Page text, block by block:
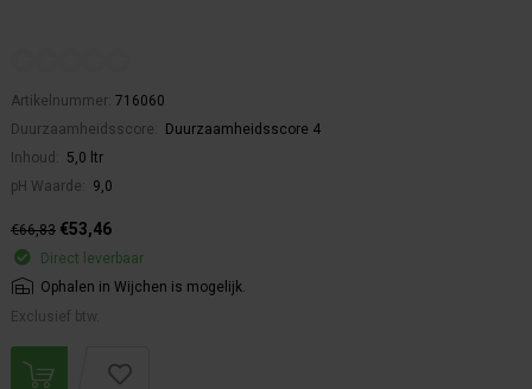
Artikelnummer: 716060
Duurzaamheidsscore:
Duurzaamheidsscore 4
Inhoud:
5,0 ltr
pH Waarde:
9,0
€66,83 €53,46
Direct leverbaar
Ophalen in Wijchen is mogelijk.
Exclusief btw.